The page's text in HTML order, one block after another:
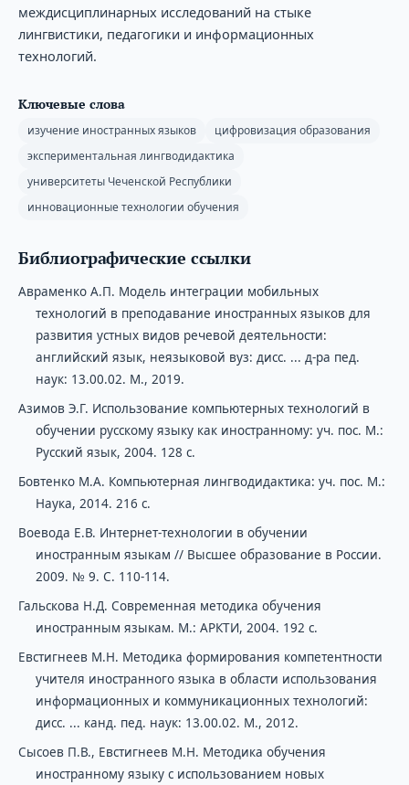
междисциплинарных исследований на стыке
лингвистики, педагогики и информационных
технологий.
Ключевые слова
изучение иностранных языков
цифровизация образования
экспериментальная лингводидактика
университеты Чеченской Республики
инновационные технологии обучения
Библиографические ссылки
Авраменко А.П. Модель интеграции мобильных
технологий в преподавание иностранных языков для
развития устных видов речевой деятельности:
английский язык, неязыковой вуз: дисс. ... д-ра пед.
наук: 13.00.02. М., 2019.
Азимов Э.Г. Использование компьютерных технологий в
обучении русскому языку как иностранному: уч. пос. М.:
Русский язык, 2004. 128 с.
Бовтенко М.А. Компьютерная лингводидактика: уч. пос. М.:
Наука, 2014. 216 с.
Воевода Е.В. Интернет-технологии в обучении
иностранным языкам // Высшее образование в России.
2009. № 9. С. 110-114.
Гальскова Н.Д. Современная методика обучения
иностранным языкам. М.: АРКТИ, 2004. 192 с.
Евстигнеев М.Н. Методика формирования компетентности
учителя иностранного языка в области использования
информационных и коммуникационных технологий:
дисс. ... канд. пед. наук: 13.00.02. М., 2012.
Сысоев П.В., Евстигнеев М.Н. Методика обучения
иностранному языку с использованием новых